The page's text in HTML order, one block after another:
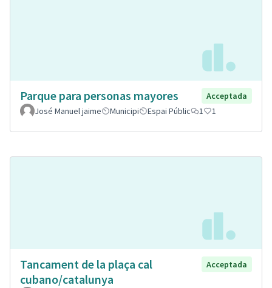
Parque para personas mayores
Acceptada
José Manuel jaime
Municipi Espai Públic 1 1
Tancament de la plaça cal
cubano/catalunya
Acceptada